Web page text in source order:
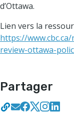
d’Ottawa.
Lien vers la
https://
review-ottawa-
Partager